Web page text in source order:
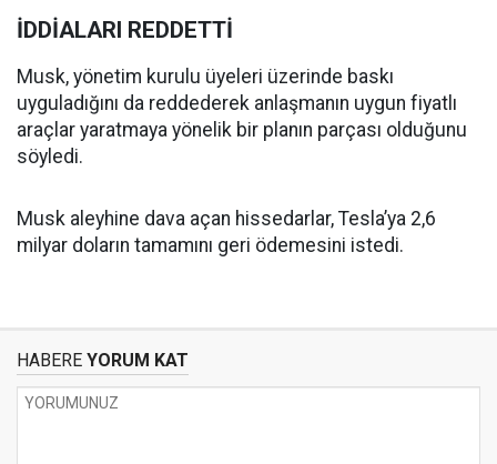
İDDİALARI REDDETTİ
Musk, yönetim kurulu üyeleri üzerinde baskı
uyguladığını da reddederek anlaşmanın uygun fiyatlı
araçlar yaratmaya yönelik bir planın parçası olduğunu
söyledi.
Musk aleyhine dava açan hissedarlar, Tesla’ya 2,6
milyar doların tamamını geri ödemesini istedi.
HABERE YORUM KAT